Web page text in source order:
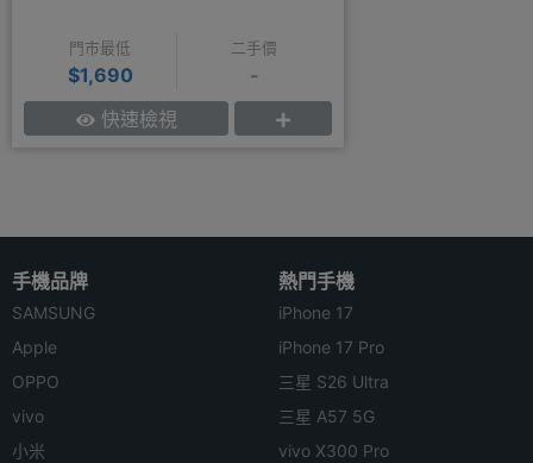
門市最低
$1,690
二手價
-
快速檢視
手機品牌
SAMSUNG
Apple
OPPO
vivo
小米
熱門手機
iPhone 17
iPhone 17 Pro
三星 S26 Ultra
三星 A57 5G
vivo X300 Pro